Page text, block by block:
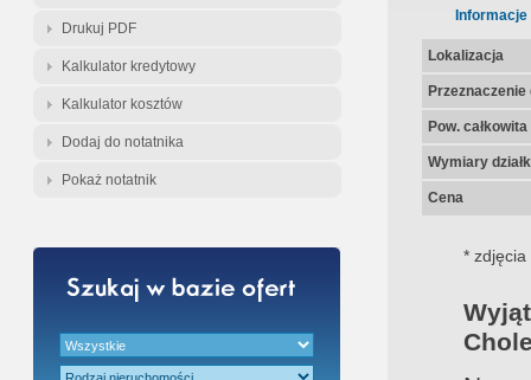
Drukuj PDF
Kalkulator kredytowy
Kalkulator kosztów
Dodaj do notatnika
Pokaż notatnik
Informacje
Lokalizacja
Przeznaczenie
Pow.
Wymiary
Cena
* zdjęcia